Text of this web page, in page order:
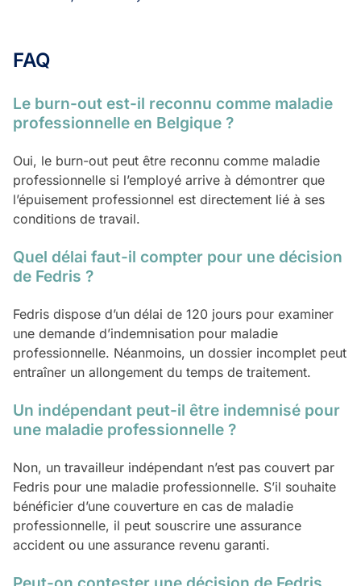
FAQ
Le burn-out est-il reconnu comme maladie
professionnelle en Belgique ?
Oui, le burn-out peut être reconnu comme maladie
professionnelle si l’employé arrive à démontrer que
l’épuisement professionnel est directement lié à ses
conditions de travail.
Quel délai faut-il compter pour une décision
de Fedris ?
Fedris dispose d’un délai de 120 jours pour examiner
une demande d’indemnisation pour maladie
professionnelle. Néanmoins, un dossier incomplet peut
entraîner un allongement du temps de traitement.
Un indépendant peut-il être indemnisé pour
une maladie professionnelle ?
Non, un travailleur indépendant n’est pas couvert par
Fedris pour une maladie professionnelle. S’il souhaite
bénéficier d’une couverture en cas de maladie
professionnelle, il peut souscrire une assurance
accident ou une assurance revenu garanti.